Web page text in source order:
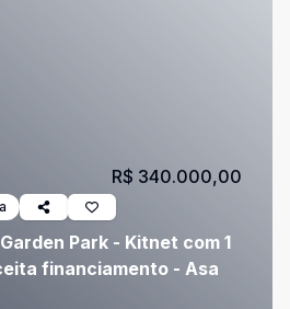
Park - Kitnet com 1
financiamento - Asa
R$ 340.000,00